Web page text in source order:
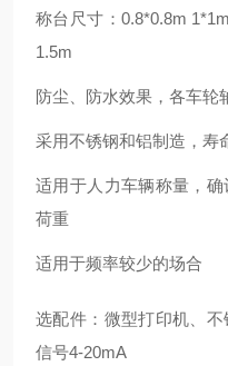
称台尺寸：0.8*0.8m
1.5m
防尘、防水效果，各车轮
采用不锈钢和铝制造，寿
适用于人力车辆称量，
荷重
适用于频率较少的场合
选配件：微型打印机、
信号4-20mA